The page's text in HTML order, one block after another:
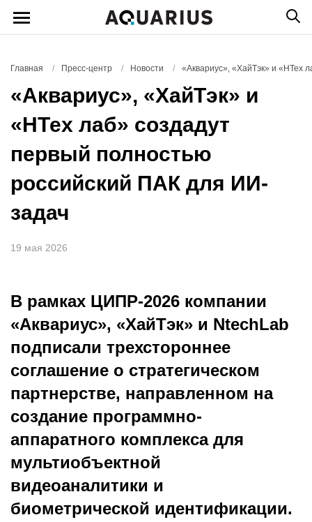
Главная / Пресс-центр / Новости / «Аквариус», «ХайТэк» и «НТех
«Аквариус», «ХайТэк» и
«НТех лаб» создадут
первый полностью
российский ПАК для ИИ-
задач
19 мая 2026
В рамках ЦИПР-2026 компании
«Аквариус», «ХайТэк» и NtechLab
подписали трехстороннее
соглашение о стратегическом
партнерстве, направленном на
создание программно-
аппаратного комплекса для
мультиобъектной
видеоаналитики и
биометрической идентификации.